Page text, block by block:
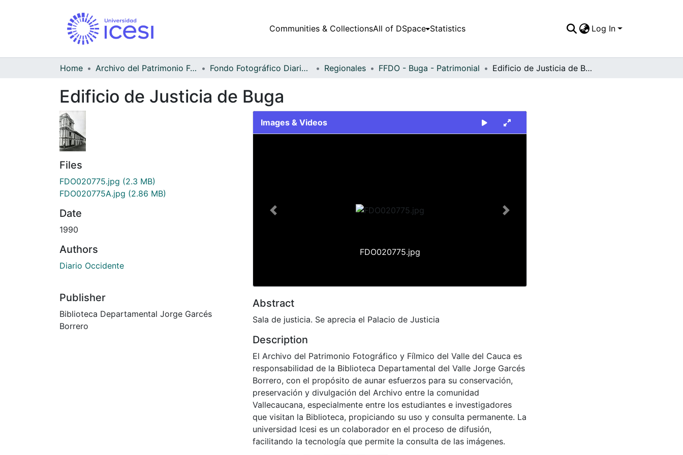
Communities & CollectionsAll of DSpace Statistics Log In
Home Archivo del Patrimonio Fotográfico y Fílmico del Valle del Cauca Fondo Fotográfico Diario Occidente Regionales FFDO - Buga - Patrimonial Edificio de Justicia de Buga
Edificio de Justicia de Buga
Files
FDO020775.jpg (2.3 MB)
FDO020775A.jpg (2.86 MB)
Date
1990
Authors
Diario Occidente
Publisher
Biblioteca Departamental Jorge Garcés
Borrero
Images & Videos
FDO020775.jpg
Previous Next
Abstract
Sala de justicia. Se aprecia el Palacio de Justicia
Description
El Archivo del Patrimonio Fotográfico y Fílmico del Valle del Cauca es
responsabilidad de la Biblioteca Departamental del Valle Jorge Garcés
Borrero, con el propósito de aunar esfuerzos para su conservación,
preservación y divulgación del Archivo entre la comunidad
Vallecaucana, especialmente entre los estudiantes e investigadores
que visitan la Biblioteca, propiciando su uso y consulta permanente. La
universidad Icesi es un colaborador en el proceso de difusión,
facilitando la tecnología que permite la consulta de las imágenes.